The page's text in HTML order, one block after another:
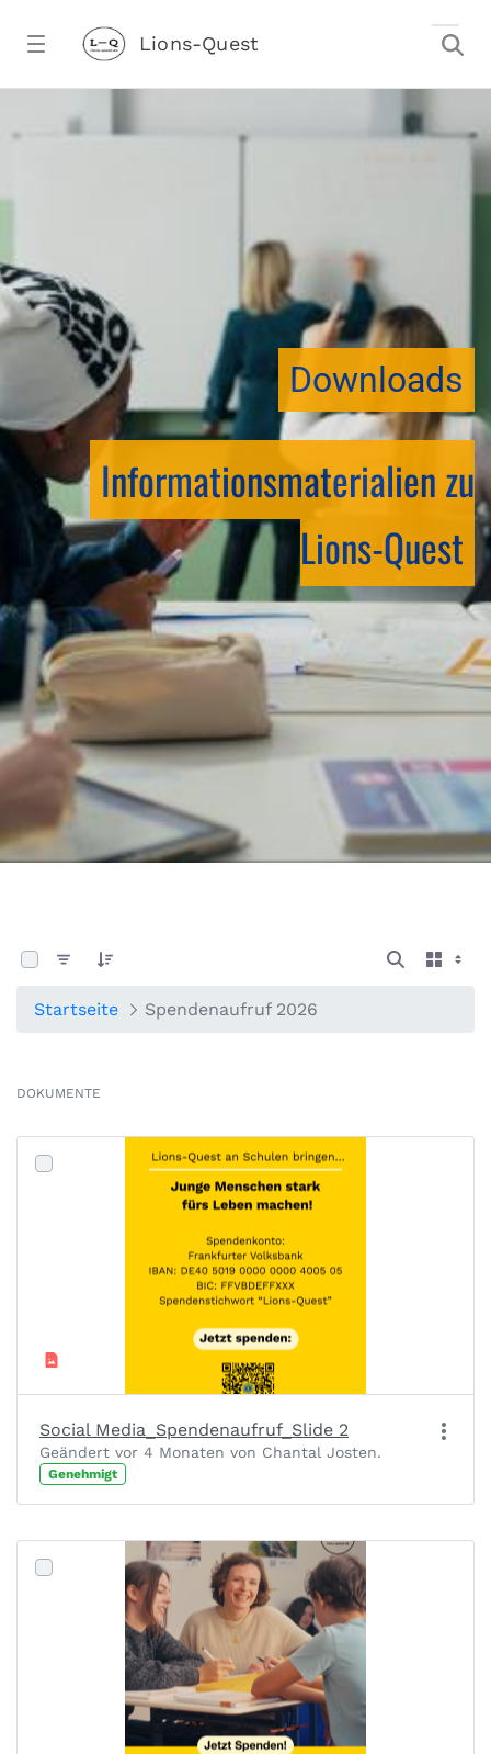
Lions-Quest
Downloads
Informationsmaterialien zu
Lions-Quest
0 von 6 Elemente ausgewählt
Startseite Spendenaufruf 2026
DOKUMENTE
Social Media_Spendenaufruf_Slide 2
Geändert vor 4 Monaten von Chantal Josten.
Genehmigt